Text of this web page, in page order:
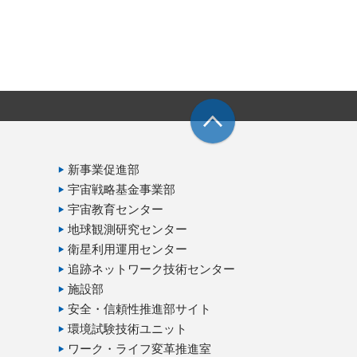
新事業促進部
宇宙戦略基金事業部
宇宙教育センター
地球観測研究センター
衛星利用運用センター
追跡ネットワーク技術センター
施設部
安全・信頼性推進部サイト
環境試験技術ユニット
ワーク・ライフ変革推進室